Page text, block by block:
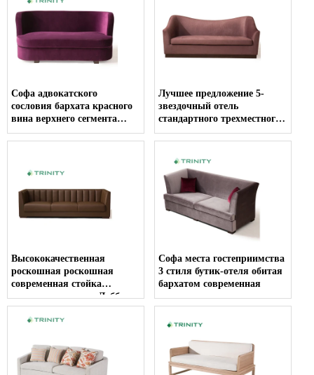
Софа адвокатского
сословия бархата красного
вина верхнего сегмента
изготовленная на заказ
изогнутая рестораном
Лучшее предложение 5-
звездочный отель
стандартного трехместного
дивана для отдыха из ткани
Высококачественная
роскошная роскошная
современная стойка
регистрации отеля Лобби-
диван из натуральной кожи
Софа места гостеприимства
3 стиля бутик-отеля обитая
бархатом современная